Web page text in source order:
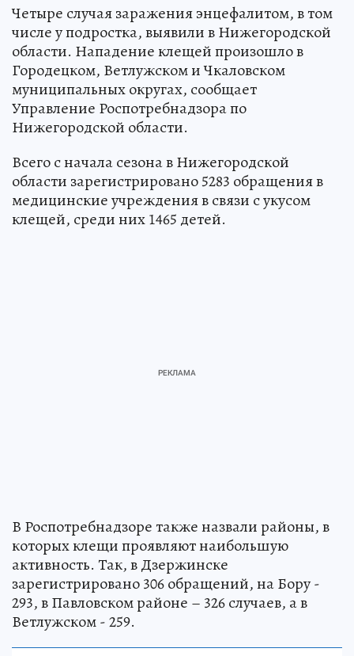
Четыре случая заражения энцефалитом, в том
числе у подростка, выявили в Нижегородской
области. Нападение клещей произошло в
Городецком, Ветлужском и Чкаловском
муниципальных округах, сообщает
Управление Роспотребнадзора по
Нижегородской области.
Всего с начала сезона в Нижегородской
области зарегистрировано 5283 обращения в
медицинские учреждения в связи с укусом
клещей, среди них 1465 детей.
В Роспотребнадзоре также назвали районы, в
которых клещи проявляют наибольшую
активность. Так, в Дзержинске
зарегистрировано 306 обращений, на Бору -
293, в Павловском районе – 326 случаев, а в
Ветлужском - 259.